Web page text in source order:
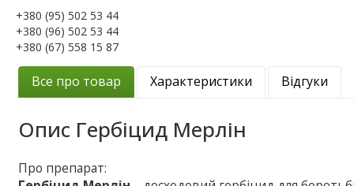
+380 (95) 502 53 44
+380 (96) 502 53 44
+380 (67) 558 15 87
Все про товар Характеристики Відгуки
Опис Гербіцид Мерлін
Про препарат: